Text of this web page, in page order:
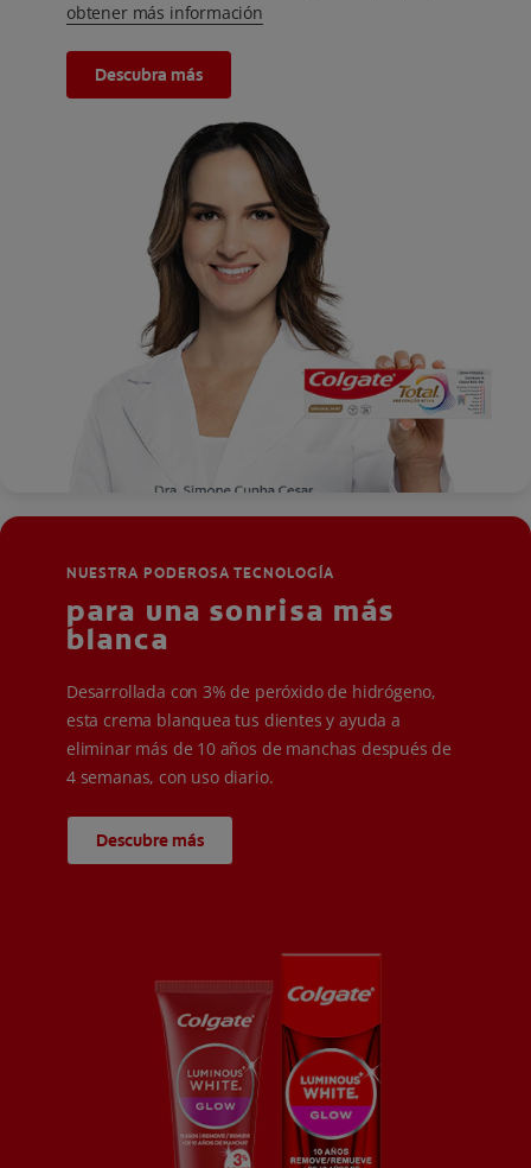
obtener más información
Descubra más
NUESTRA PODEROSA TECNOLOGÍA
para una sonrisa más
blanca
Desarrollada con 3% de peróxido de hidrógeno,
esta crema blanquea tus dientes y ayuda a
eliminar más de 10 años de manchas después de
4 semanas, con uso diario.
Descubre más